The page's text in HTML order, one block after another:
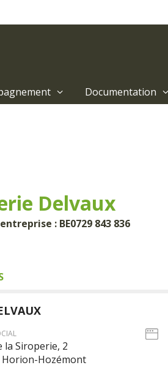
Documentation
Delvaux
: BE0729 843 836
la Siroperie, 2
Horion-Hozémont